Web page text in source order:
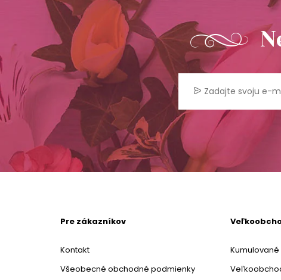
Pre zákazníkov
Kontakt
Všeobecné obchodné podmienky
Kumulované